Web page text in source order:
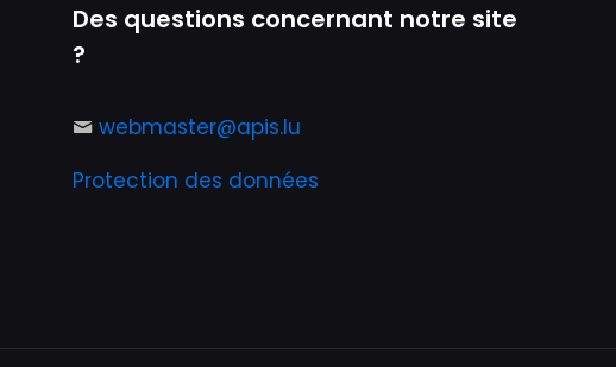
Des questions concernant notre site
?
webmaster@apis.lu
Protection des données